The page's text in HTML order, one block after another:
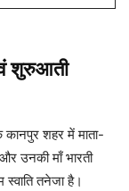
शुरुआती
शहर में माता-
उनकी माँ भारती
तनेजा है।